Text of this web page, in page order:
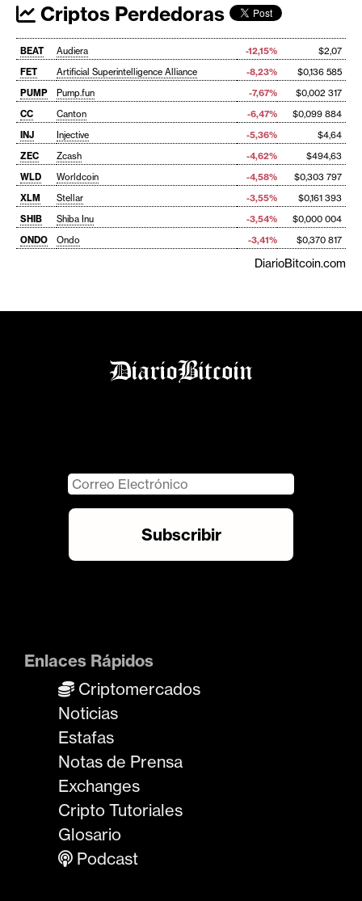
Criptos Perdedoras
BEAT Audiera -12,15%
$2,07
FET
Artificial Superintelligence Alliance -8,23%
$0,136 585
PUMP
Pump.fun -7,67%
$0,002 317
CC
Canton -6,47%
$0,099 884
INJ
Injective -5,36%
$4,64
ZEC
Zcash -4,62%
$494,63
WLD
Worldcoin -4,58%
$0,303 797
XLM
Stellar -3,55%
$0,161 393
SHIB
Shiba Inu -3,54%
$0,000 004
ONDO
Ondo -3,41% $0,370 817
DiarioBitcoin.com
Enlaces Rápidos
Criptomercados
Noticias
Estafas
Notas de Prensa
Exchanges
Cripto Tutoriales
Glosario
Podcast